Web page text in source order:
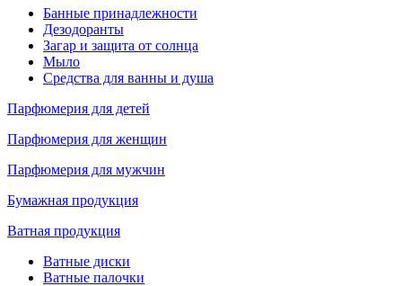
Банные принадлежности
Дезодоранты
Загар и защита от солнца
Мыло
Средства для ванны и душа
Парфюмерия для детей
Парфюмерия для женщин
Парфюмерия для мужчин
Бумажная продукция
Ватная продукция
Ватные диски
Ватные палочки